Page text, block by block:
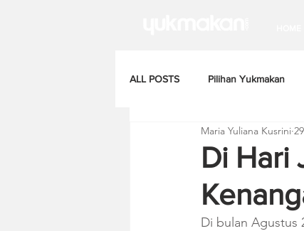
ALL POSTS Pilihan Yukmakan
Di Hari
Maria Yuliana Kusrini
Di bulan Agustus